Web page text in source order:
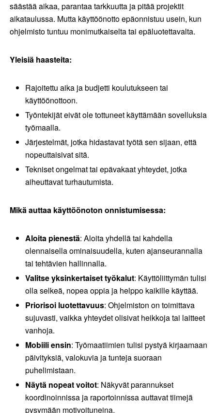
säästää aikaa, parantaa tarkkuutta ja pitää projektit
aikataulussa. Mutta käyttöönotto epäonnistuu usein, kun
ohjelmisto tuntuu monimutkaiselta tai epäluotettavalta.
Yleisiä haasteita:
Rajoitettu aika ja budjetti koulutukseen tai
käyttöönottoon.
Työntekijät eivät ole tottuneet käyttämään sovelluksia
työmaalla.
Järjestelmät, jotka hidastavat työtä sen sijaan, että
nopeuttaisivat sitä.
Tekniset ongelmat tai epävakaat yhteydet, jotka
aiheuttavat turhautumista.
Mikä auttaa käyttöönoton onnistumisessa:
Aloita pienestä: Aloita yhdellä tai kahdella
olennaisella ominaisuudella, kuten ajanseurannalla
tai tehtävien hallinnalla.
Valitse yksinkertaiset työkalut: Käyttöliittymän tulisi
olla selkeä, nopea oppia ja helppo kaikille käyttää.
Priorisoi luotettavuus: Ohjelmiston on toimittava
sujuvasti, vaikka yhteydet olisivat heikkoja tai laitteet
vanhoja.
Mobiili ensin: Työmaatiimien tulisi pystyä kirjaamaan
päivityksiä, valokuvia ja tunteja suoraan
puhelimistaan.
Näytä nopeat voitot: Näkyvät parannukset
koordinoinnissa ja raportoinnissa auttavat tiimejä
pysymään motivoituneina.